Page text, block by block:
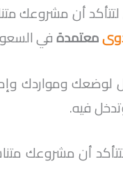
أن مشروعك
معتمدةفي
لوضعك ومواردك
فيه.
أن مشروعك